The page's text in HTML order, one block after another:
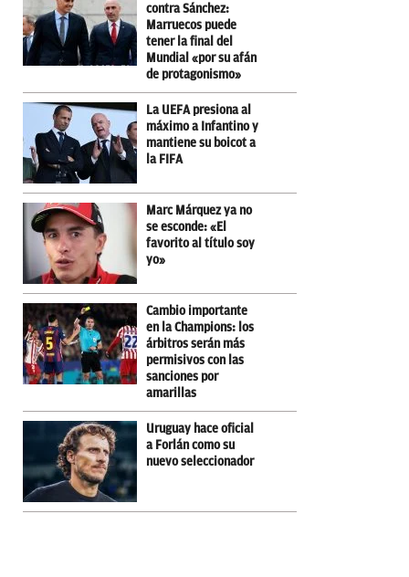
contra Sánchez:
Marruecos puede
tener la final del
Mundial «por su afán
de protagonismo»
La UEFA presiona al
máximo a Infantino y
mantiene su boicot a
la FIFA
Marc Márquez ya no
se esconde: «El
favorito al título soy
yo»
Cambio importante
en la Champions: los
árbitros serán más
permisivos con las
sanciones por
amarillas
Uruguay hace oficial
a Forlán como su
nuevo seleccionador